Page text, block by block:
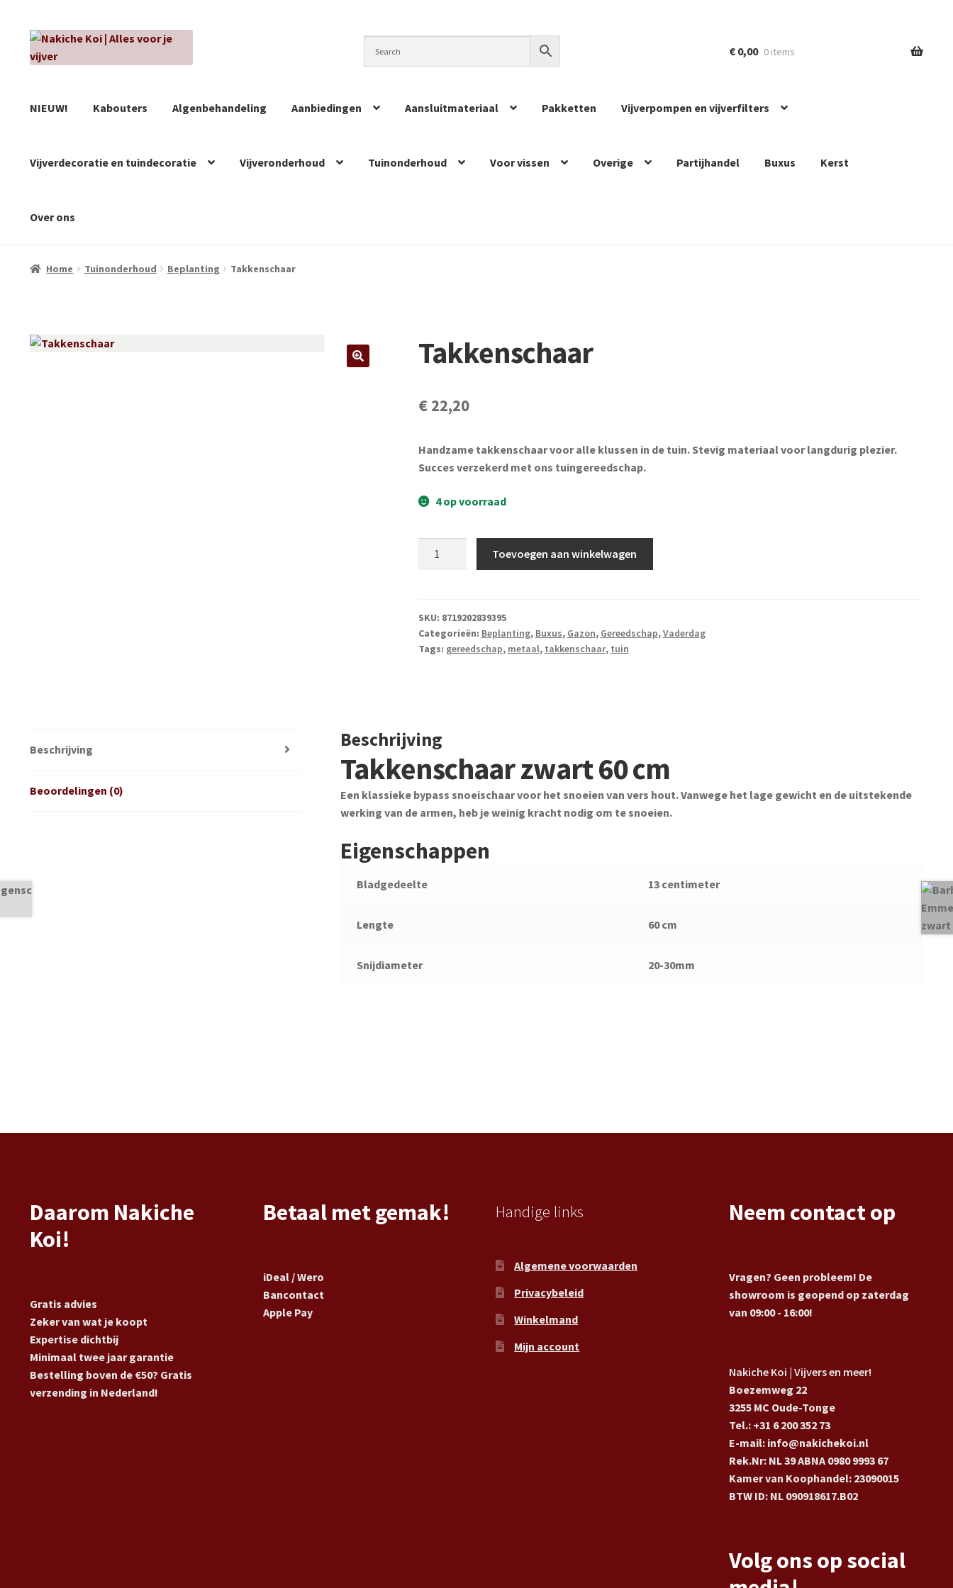
Ga
door
Ga
naar
€ 0,00 0 items
NIEUW! Kabouters Algenbehandeling Aanbiedingen Aansluitmateriaal Pakketten Vijverpompen en vijverfilters
Vijverdecoratie en tuindecoratie Vijveronderhoud Tuinonderhoud Voor vissen Overige Partijhandel Buxus Kerst
Over ons
Home Tuinonderhoud Beplanting Takkenschaar
Takkenschaar
€22,20
Handzame takkenschaar voor alle klussen in de tuin. Stevig materiaal voor langdurig plezier.
Succes verzekerd met ons tuingereedschap.
4 op voorraad
Toevoegen aan winkelwagen
SKU: 8719202839395
Categorieën: Beplanting, Buxus, Gazon, Gereedschap,Vaderdag
Tags: gereedschap, metaal, takkenschaar, tuin
Beschrijving
Beoordelingen (0)
Beschrijving
Takkenschaar zwart 60 cm
Een klassieke bypass snoeischaar voor het snoeien van vers hout. Vanwege het lage gewicht en de uitstekende
werking van de armen, heb je weinig kracht nodig om te snoeien.
Eigenschappen
Bladgedeelte 13 centimeter
Lengte 60 cm
Snijdiameter 20-30mm
Daarom Nakiche
Koi!
Gratis advies
Zeker van wat je koopt
Expertise dichtbij
Minimaal twee jaar garantie
Bestelling boven de €50? Gratis
verzending in Nederland!
Betaal met gemak!
iDeal / Wero
Bancontact
Apple Pay
Handige links
Algemene voorwaarden
Privacybeleid
Winkelmand
Mijn account
Neem contact op
Vragen? Geen probleem! De
showroom is geopend op zaterdag
van 09:00 - 16:00!
Nakiche Koi | Vijvers en meer!
Boezemweg 22
3255 MC Oude-Tonge
Tel.: +31 6 200 352 73
E-mail: info@nakichekoi.nl
Rek.Nr: NL 39 ABNA 0980 9993 67
Kamer van Koophandel: 23090015
BTW ID: NL 090918617.B02
Volg ons op social